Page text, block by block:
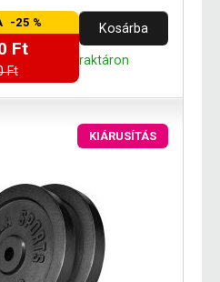
-25 %
Ft
Ft
Kosárba
raktáron
KIÁRUSÍTÁS